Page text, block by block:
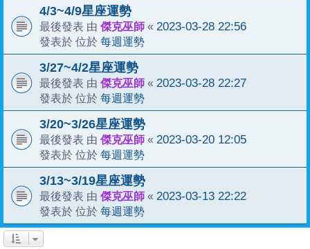
4/3~4/9星座運勢
最後發表 由 傑克巫師 « 2023-03-28 22:56
發表於 位於 每週運勢
3/27~4/2星座運勢
最後發表 由 傑克巫師 « 2023-03-28 22:27
發表於 位於 每週運勢
3/20~3/26星座運勢
最後發表 由 傑克巫師 « 2023-03-20 12:05
發表於 位於 每週運勢
3/13~3/19星座運勢
最後發表 由 傑克巫師 « 2023-03-13 22:22
發表於 位於 每週運勢